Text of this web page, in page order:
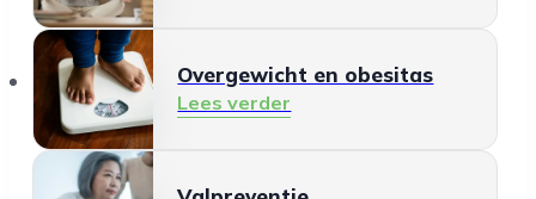
Overgewicht en obesitas
Lees verder
Organisaties